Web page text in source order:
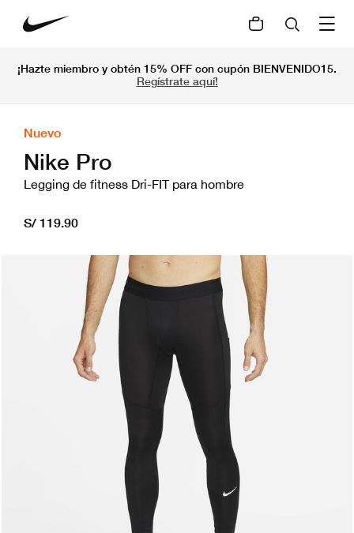
¡Hazte miembro y obtén 15% OFF con cupón BIENVENIDO15.
Regístrate aquí!
Nuevo
Nike Pro
Legging de fitness Dri-FIT para hombre
S/ 119.90